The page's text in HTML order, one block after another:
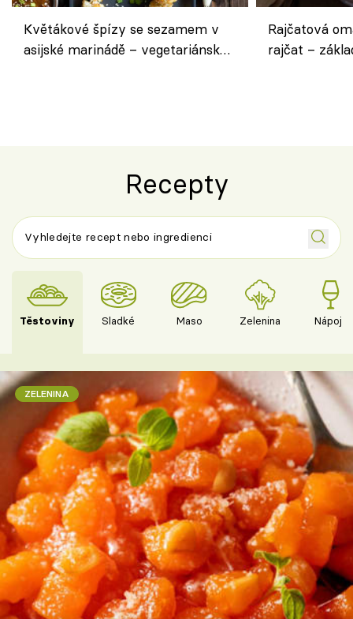
Květákové špízy se sezamem v
asijské marinádě – vegetariánská
Rajčatová
rajčat –
Recepty
Těstoviny Sladké Maso Zelenina Nápoje
ZELENINA